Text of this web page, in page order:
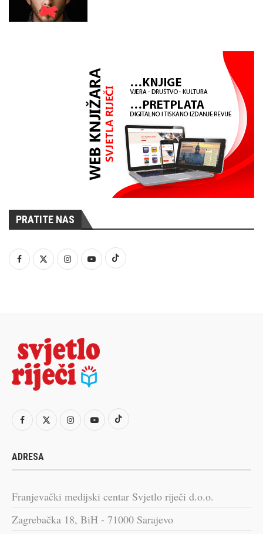
PRATITE NAS
ADRESA
Franjevački medijski centar Svjetlo riječi d.o.o.
Zagrebačka 18, BiH - 71000 Sarajevo